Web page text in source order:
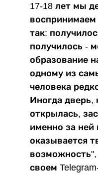
17-18 лет мы
так:
получилось -
образование
одному из
человека
Иногда дверь,
открылась,
именно за ней
оказывается
своем